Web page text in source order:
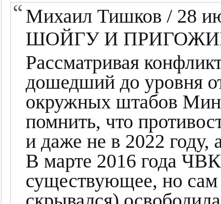
Михаил Тишков / 28
ШОЙГУ И
Рассматривая
дошедший до уровня
окружных штабов
помнить, что
и даже не в 2022 году,
В марте 2016 года
существующее, но сам